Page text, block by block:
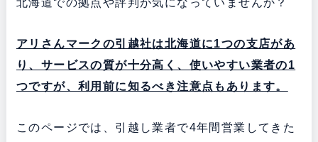
北海道での拠点や評判が気になっていませんか？
アリさんマークの引越社は北海道に1つの支店があ
り、サービスの質が十分高く、使いやすい業者の1
つですが、利用前に知るべき注意点もあります。
このページでは、引越し業者で4年間営業してきた